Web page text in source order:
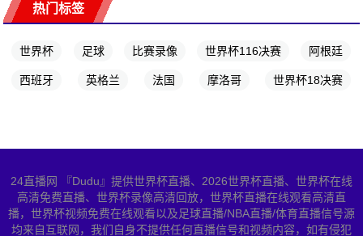
热门标签
世界杯 足球 比赛录像 世界杯116决赛 阿根廷
西班牙 英格兰 法国 摩洛哥 世界杯18决赛
24直播网 『Dudu』提供世界杯直播、2026世界杯直播、世界杯在线
高清免费直播、世界杯录像高清回放，世界杯直播在线观看高清直
播，世界杯视频免费在线观看以及足球直播/NBA直播/体育直播信号源
均来自互联网，我们自身不提供任何直播信号和视频内容，如有侵犯